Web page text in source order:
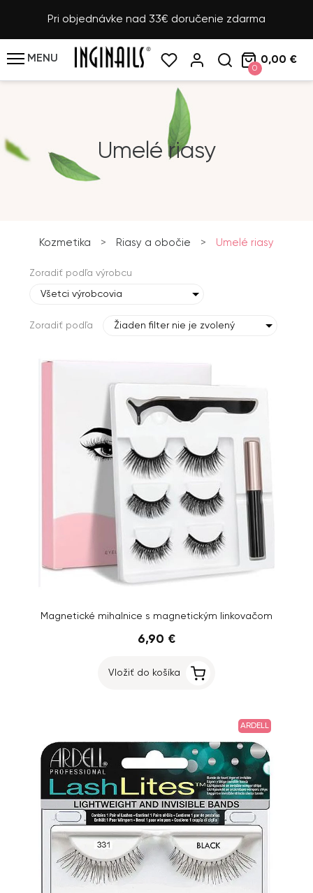
Pri objednávke nad 33€ doručenie zdarma
MENU
0
0,00 €
Umelé riasy
Kozmetika > Riasy a obočie > Umelé riasy
Zoradiť podľa výrobcu
Všetci výrobcovia
Zoradiť podľa Žiaden filter nie je zvolený
Magnetické mihalnice s magnetickým linkovačom
6,90 €
Vložiť do košíka
ARDELL